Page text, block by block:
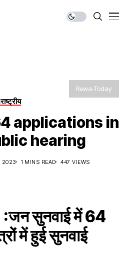
Rewa-Today
राष्ट्रीय
applications in
hearing
2023 1 MINS READ 447 VIEWS
सुनवाई में 64
में हुई सुनवाई